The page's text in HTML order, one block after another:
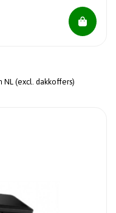
NL (excl. dakkoffers)